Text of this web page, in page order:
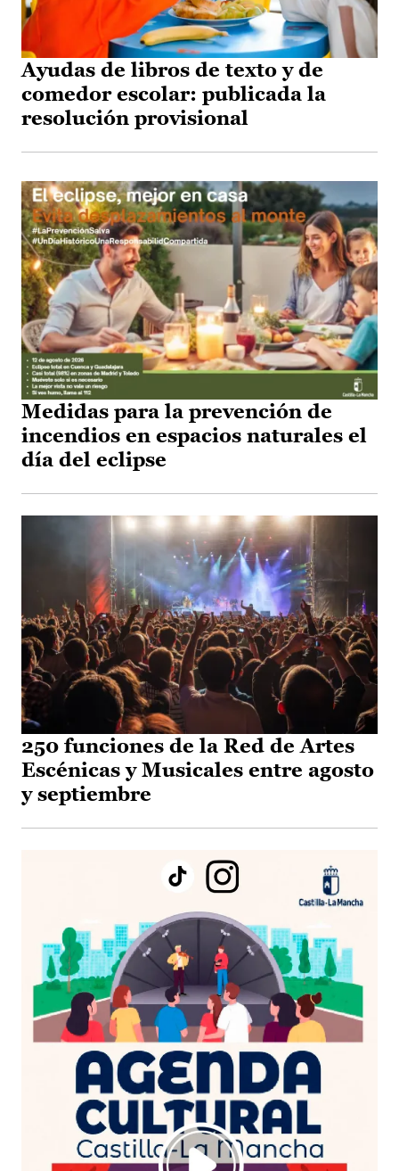
Ayudas de libros de texto y de
comedor escolar: publicada la
resolución provisional
Medidas para la prevención de
incendios en espacios naturales el
día del eclipse
250 funciones de la Red de Artes
Escénicas y Musicales entre agosto
y septiembre